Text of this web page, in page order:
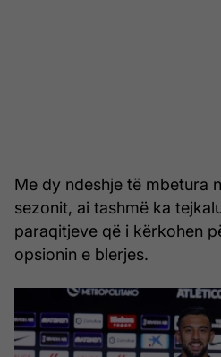
Me dy ndeshje të mbetura
sezonit, ai tashmë ka
paraqitjeve që i kërkohen
opsionin e blerjes.